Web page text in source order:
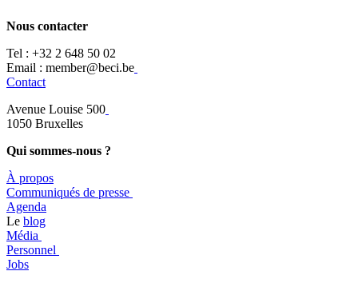
Nous contacter
Tel : +32 2 648 50 02​
​​Email : member@beci.be
Contact
Avenue Louise 500
​1050 Bruxelles
Qui sommes-nous ?
À propos
​​Communiqués de presse
​Agenda
​​Le blog
​Média
Personnel
Jobs